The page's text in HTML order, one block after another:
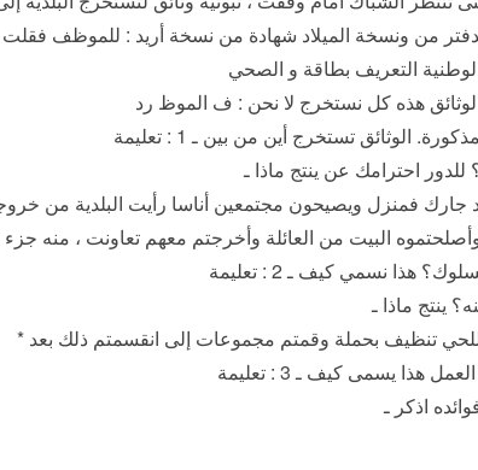
‫من‬ ‫نسخة‬ ‫أريد‬ ‫‪:‬‬ ‫للموظف‬ ‫فقلت‬ ‫‪،‬‬ ‫دورك‬ ‫حان‬
‫تستخرج‬ ‫أين‬ ‫من‬ ‫بين‬ ‫ـ‬ ‫‪:‬‬ ‫‪1‬‬ ‫تعليمة‬
‫أثناء‬ ‫*‬
‫نسمي‬ ‫كيف‬ ‫ـ‬ ‫‪:‬‬ ‫‪2‬‬ ‫تعليمة‬
‫ماذا‬ ‫ـ‬